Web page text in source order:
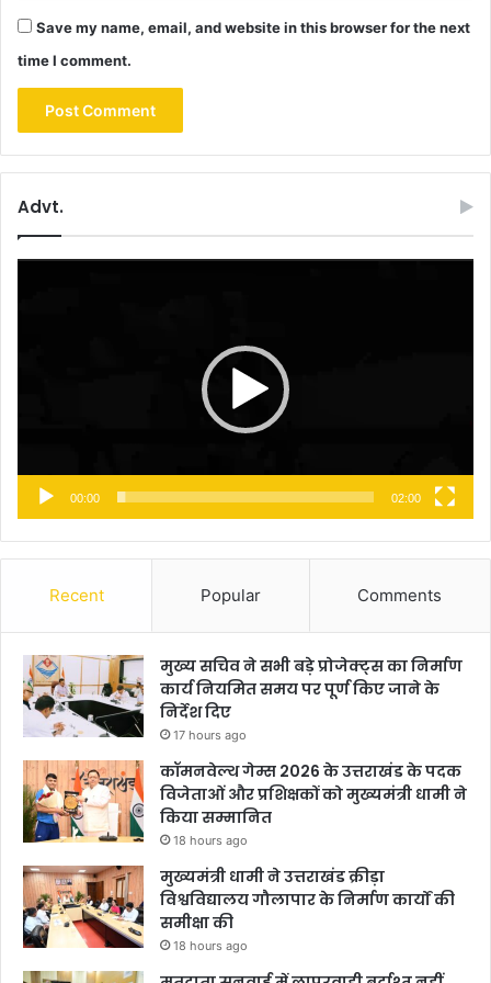
Save my name, email, and website in this browser for the next
time I comment.
Advt.
00:00 02:00
Recent Popular Comments
मुख्य सचिव ने सभी बड़े प्रोजेक्ट्स का निर्माण
कार्य नियमित समय पर पूर्ण किए जाने के
निर्देश दिए
17 hours ago
कॉमनवेल्थ गेम्स 2026 के उत्तराखंड के पदक
विजेताओं और प्रशिक्षकों को मुख्यमंत्री धामी ने
किया सम्मानित
18 hours ago
मुख्यमंत्री धामी ने उत्तराखंड क्रीड़ा
विश्वविद्यालय गौलापार के निर्माण कार्यों की
समीक्षा की
18 hours ago